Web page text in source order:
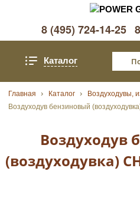
8 (495) 724-14-25
Каталог
Главная Каталог Воздуходувы,
Воздуходув бензиновый
Воздуходув
(воздуходувка)